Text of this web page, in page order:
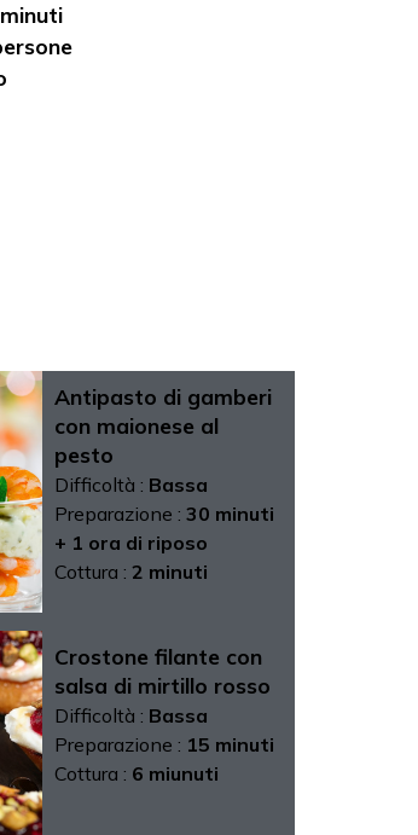
Antipasto di gamberi
con maionese al
pesto
Difficoltà : Bassa
Preparazione : 30 minuti
+ 1 ora di riposo
Cottura : 2 minuti
Crostone filante con
salsa di mirtillo rosso
Difficoltà : Bassa
Preparazione : 15 minuti
Cottura : 6 miunuti